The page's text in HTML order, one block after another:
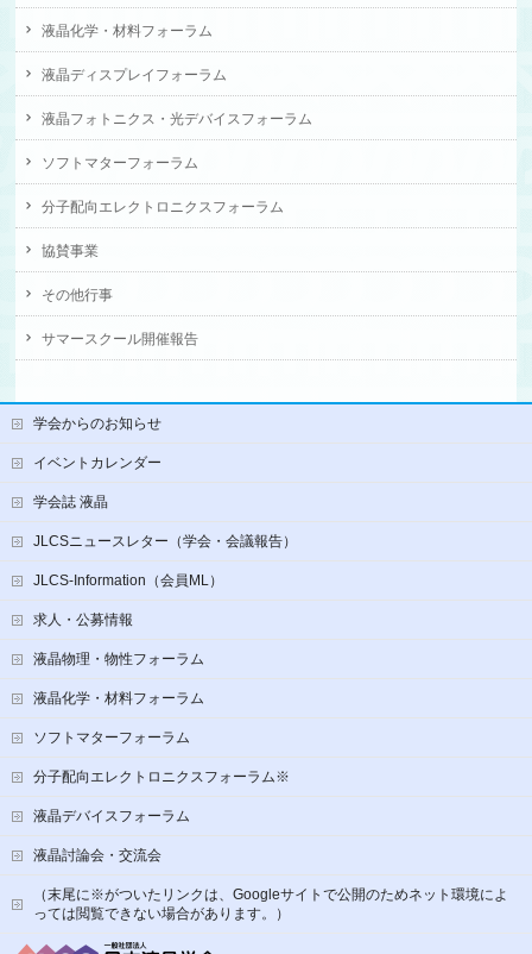
液晶化学・材料フォーラム
液晶ディスプレイフォーラム
液晶フォトニクス・光デバイスフォーラム
ソフトマターフォーラム
分子配向エレクトロニクスフォーラム
協賛事業
その他行事
サマースクール開催報告
学会からのお知らせ
イベントカレンダー
学会誌 液晶
JLCSニュースレター（学会・会議報告）
JLCS-Information（会員ML）
求人・公募情報
液晶物理・物性フォーラム
液晶化学・材料フォーラム
ソフトマターフォーラム
分子配向エレクトロニクスフォーラム※
液晶デバイスフォーラム
液晶討論会・交流会
（末尾に※がついたリンクは、Googleサイトで公開のためネット環境によ
っては閲覧できない場合があります。）